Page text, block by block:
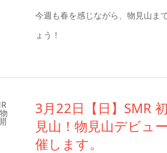
今週も春を感じながら、物見山ま
ょう！
3月22日【日】SMR
見山！物見山デビュ
催します。